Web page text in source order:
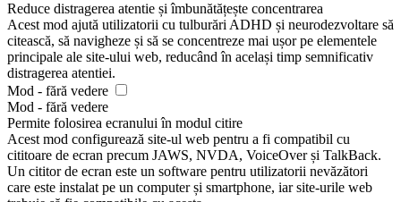
Reduce distragerea atentie și îmbunătățește concentrarea
Acest mod ajută utilizatorii cu tulburări ADHD și neurodezvoltare să
citească, să navigheze și să se concentreze mai ușor pe elementele
principale ale site-ului web, reducând în același timp semnificativ
distragerea atentiei.
Mod - fără vedere
Mod - fără vedere
Permite folosirea ecranului în modul citire
Acest mod configurează site-ul web pentru a fi compatibil cu
cititoare de ecran precum JAWS, NVDA, VoiceOver și TalkBack.
Un cititor de ecran este un software pentru utilizatorii nevăzători
care este instalat pe un computer și smartphone, iar site-urile web